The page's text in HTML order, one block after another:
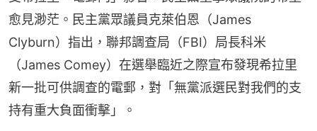
愈見渺茫。民主黨眾議員克萊伯恩（James
Clyburn）指出，聯邦調查局（FBI）局長科米
（James Comey）在選舉臨近之際宣布發現希拉里
新一批可供調查的電郵，對「無黨派選民對我們的支
持有重大負面衝擊」。